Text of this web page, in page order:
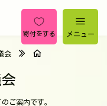
寄付をする メニュー
会
ご案内です。